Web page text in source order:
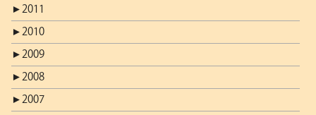
► 2011
► 2010
► 2009
► 2008
► 2007